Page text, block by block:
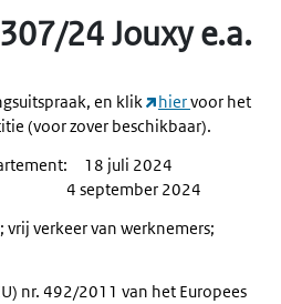
24 Jouxy e.a.
en klik hiervoor het
(voor zover beschikbaar).
18 juli 2024
4 september 2024
verkeer van werknemers;
nr. 492/2011 van het Europees